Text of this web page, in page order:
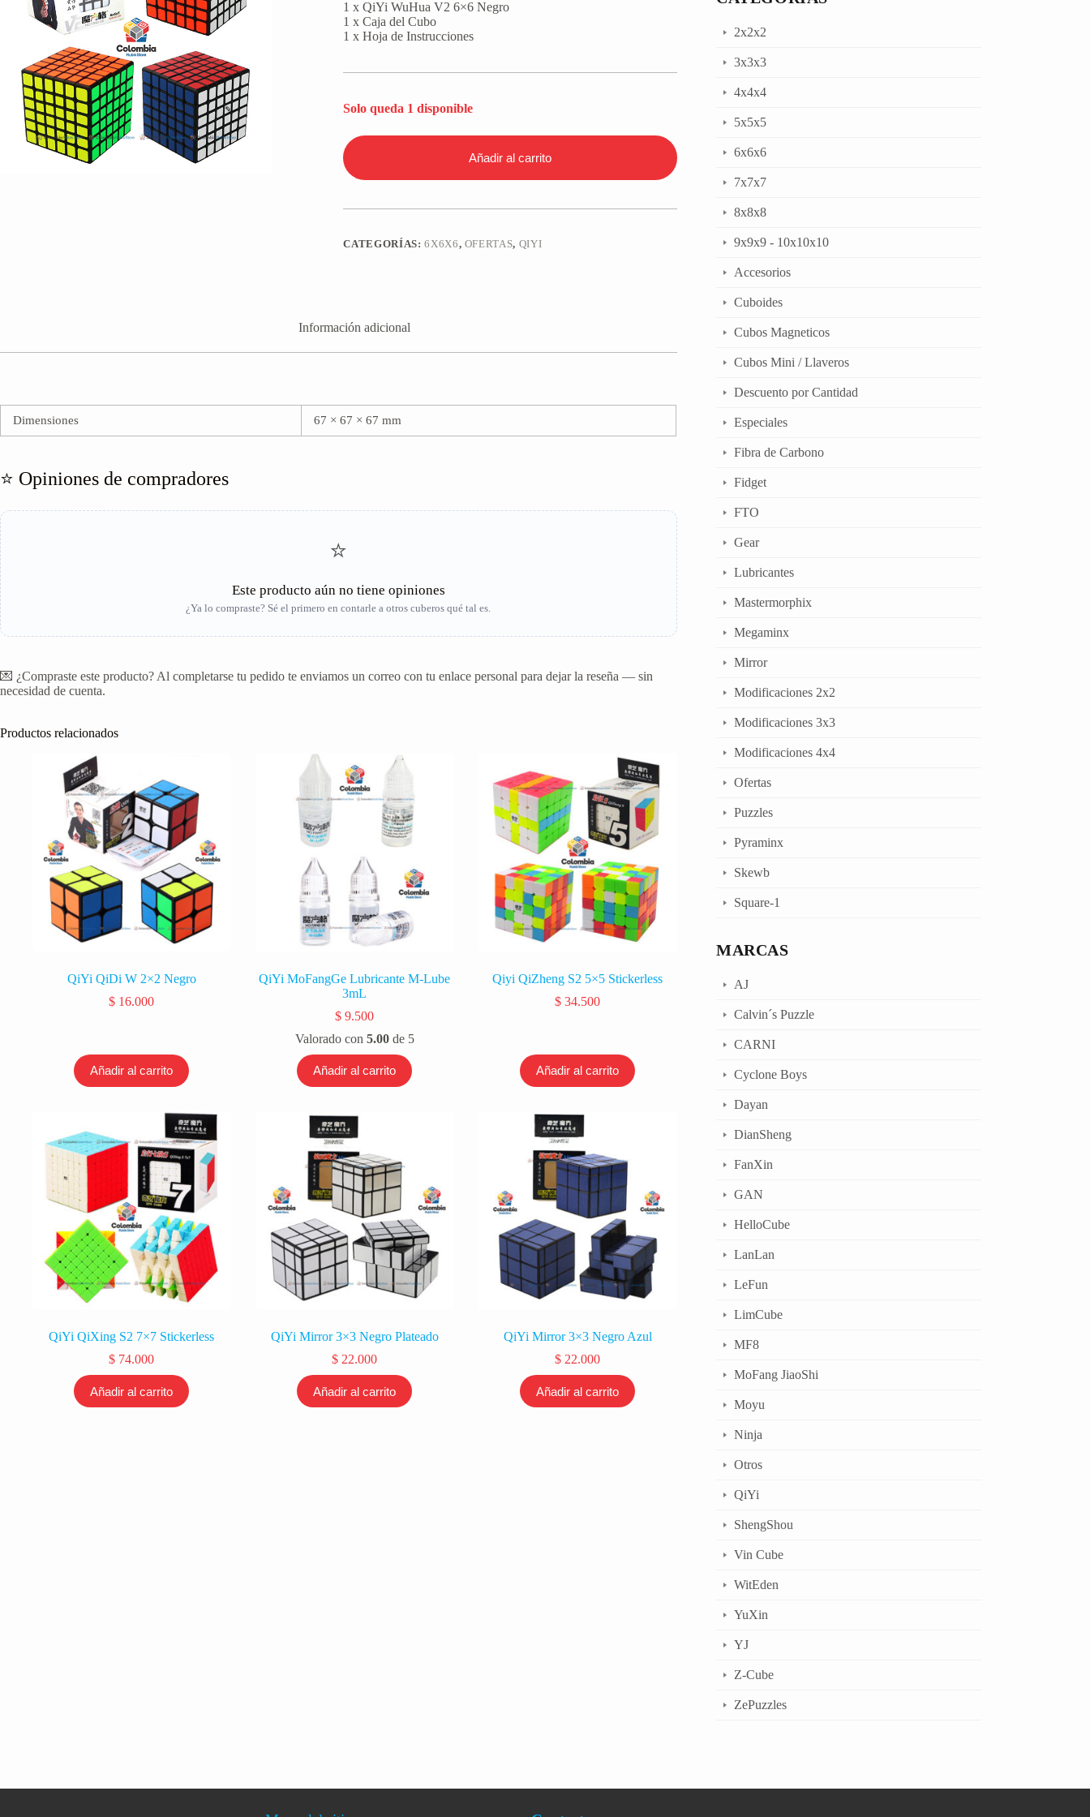
1 x QiYi WuHua V2 6×6 Negro
1 x Caja del Cubo
1 x Hoja de Instrucciones
Solo queda 1 disponible
Añadir al carrito
CATEGORÍAS:6X6X6, OFERTAS, QIYI
Información adicional
Dimensiones 67 × 67 × 67 mm
⭐ Opiniones de compradores
⭐
Este producto aún no tiene opiniones
¿Ya lo compraste? Sé el primero en contarle a otros cuberos qué tal es.
💌 ¿Compraste este producto? Al completarse tu pedido te enviamos un correo con tu enlace personal para dejar la reseña — sin
necesidad de cuenta.
Productos relacionados
QiYi QiDi W 2×2 Negro
$ 16.000
Añadir al carrito
QiYi MoFangGe Lubricante M-Lube
3mL
$ 9.500
Valorado con 5.00de 5
Añadir al carrito
Qiyi QiZheng S2 5×5 Stickerless
$ 34.500
Añadir al carrito
QiYi QiXing S2 7×7 Stickerless
$ 74.000
Añadir al carrito
QiYi Mirror 3×3 Negro Plateado
$ 22.000
Añadir al carrito
QiYi Mirror 3×3 Negro Azul
$ 22.000
Añadir al carrito
2x2x2
3x3x3
4x4x4
5x5x5
6x6x6
7x7x7
8x8x8
9x9x9 - 10x10x10
Accesorios
Cuboides
Cubos Magneticos
Cubos Mini / Llaveros
Descuento por Cantidad
Especiales
Fibra de Carbono
Fidget
FTO
Gear
Lubricantes
Mastermorphix
Megaminx
Mirror
Modificaciones 2x2
Modificaciones 3x3
Modificaciones 4x4
Ofertas
Puzzles
Pyraminx
Skewb
Square-1
MARCAS
AJ
Calvin´s Puzzle
CARNI
Cyclone Boys
Dayan
DianSheng
FanXin
GAN
HelloCube
LanLan
LeFun
LimCube
MF8
MoFang JiaoShi
Moyu
Ninja
Otros
QiYi
ShengShou
Vin Cube
WitEden
YuXin
YJ
Z-Cube
ZePuzzles